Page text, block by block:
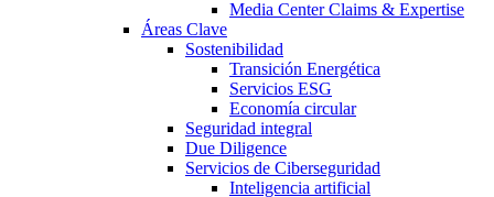
Media Center Claims & Expertise
Áreas Clave
Sostenibilidad
Transición Energética
Servicios ESG
Economía circular
Seguridad integral
Due Diligence
Servicios de Ciberseguridad
Inteligencia artificial